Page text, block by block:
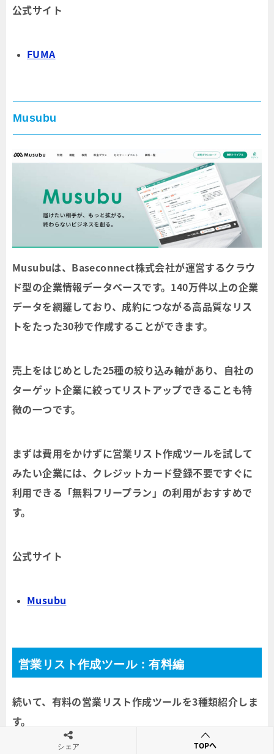
公式サイト
FUMA
Musubu
Musubuは、Baseconnect株式会社が運営するクラウ
ド型の企業情報データベースです。140万件以上の企業
データを網羅しており、成約につながる高品質なリス
トをたった30秒で作成することができます。
売上をはじめとした25種の絞り込み軸があり、自社の
ターゲット企業に絞ってリストアップできることも特
徴の一つです。
まずは費用をかけずに営業リスト作成ツールを試して
みたい企業には、クレジットカード登録不要ですぐに
利用できる「無料フリープラン」の利用がおすすめで
す。
公式サイト
Musubu
営業リスト作成ツール：有料編
続いて、有料の営業リスト作成ツールを3種類紹介しま
す。
シェア TOPへ